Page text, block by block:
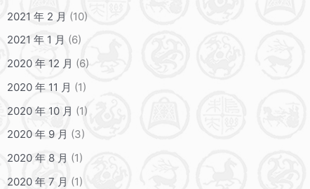
2021 年 2 月 (10)
2021 年 1 月 (6)
2020 年 12 月 (6)
2020 年 11 月 (1)
2020 年 10 月 (1)
2020 年 9 月 (3)
2020 年 8 月 (1)
2020 年 7 月 (1)